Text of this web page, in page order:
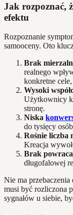
Jak rozpoznać,
efektu
Rozpoznanie
samooceny. Oto
Brak
realnego
konkretne
Wysoki
Użytkownicy
stronę.
Niska
do tysięcy
Rośnie liczba
Kreacja
Brak
długofalowej
Nie ma przebaczenia
musi być rozliczona
sygnałów u siebie,